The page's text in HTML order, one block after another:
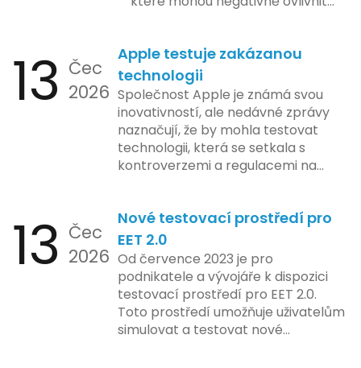
by se podnikatelé měli vyvarovat.
13 Čec
2026
Apple testuje zakázanou
technologii
Společnost Apple je známá svou
inovativností, ale nedávné zprávy
naznačují, že by mohla testovat
technologii, která se setkala s
kontroverzemi a regulacemi na
implementace funkce, která by
mohla porušovat určité zákonné
limity na ochranu osobních údajů.
Tato technologie se zaměřuje na
pokročilé sledování uživatelských
aktivit, což vyvolalo obavy ohledně
soukromí a ochrany dat uživatelů.
13 Čec
2026
Nové testovací prostředí pro
EET 2.0
Od července 2023 je pro
podnikatele a vývojáře k dispozici
testovací prostředí pro EET 2.0.
Toto prostředí umožňuje uživatelům
simulovat a testovat nové